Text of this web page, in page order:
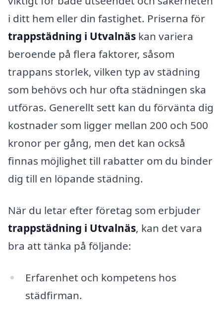
i ditt hem eller din fastighet. Priserna för
trappstädning i Utvalnäs kan variera
beroende på flera faktorer, såsom
trappans storlek, vilken typ av städning
som behövs och hur ofta städningen ska
utföras. Generellt sett kan du förvänta dig
kostnader som ligger mellan 200 och 500
kronor per gång, men det kan också
finnas möjlighet till rabatter om du binder
dig till en löpande städning.
När du letar efter företag som erbjuder
trappstädning i Utvalnäs, kan det vara
bra att tänka på följande:
Erfarenhet och kompetens hos
städfirman.